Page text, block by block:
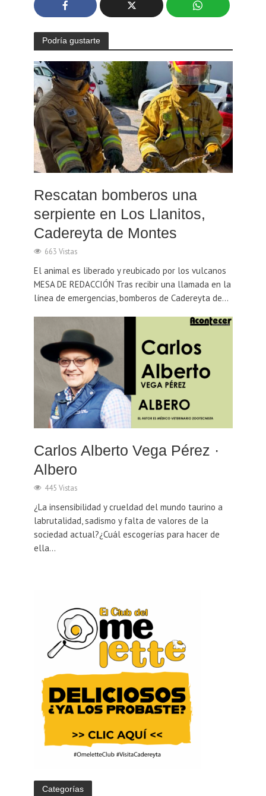
Podría gustarte
Rescatan bomberos una
serpiente en Los Llanitos,
Cadereyta de Montes
663 Vistas
El animal es liberado y reubicado por los vulcanos
MESA DE REDACCIÓN Tras recibir una llamada en la
línea de emergencias, bomberos de Cadereyta de...
Carlos Alberto Vega Pérez ·
Albero
445 Vistas
¿La insensibilidad y crueldad del mundo taurino a
labrutalidad, sadismo y falta de valores de la
sociedad actual?¿Cuál escogerías para hacer de
ella...
Categorías